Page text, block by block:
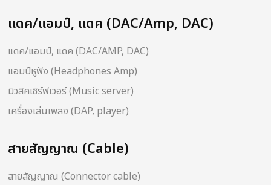
แดค/แอมป์, แดค (DAC/Amp, DAC)
แดค/แอมป์, แดค (DAC/AMP, DAC)
แอมป์หูฟัง (Headphones Amp)
มิวสิคเซิร์ฟเวอร์ (Music server)
เครื่องเล่นเพลง (DAP, player)
สายสัญญาณ (Cable)
สายสัญญาณ (Connector cable)